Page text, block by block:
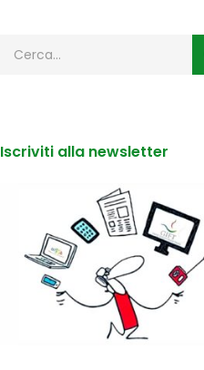
Iscriviti alla newsletter